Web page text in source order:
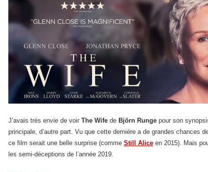
J’avais très envie de voir The Wife de Björn Runge pour son
principale, d’autre part. Vu que cette dernière a de grandes chances
ce film serait une belle surprise (comme Still Alice en 2015). Mais
les semi-déceptions de l’année 2019.